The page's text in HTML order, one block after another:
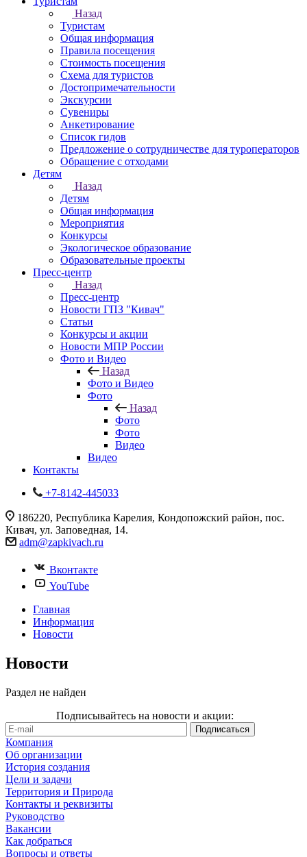
Назад
Туристам
Общая информация
Правила посещения
Стоимость посещения
Схема для туристов
Достопримечательности
Экскурсии
Сувениры
Анкетирование
Список гидов
Предложение о сотрудничестве для туроператоров
Обращение с отходами
Детям
Назад
Детям
Общая информация
Мероприятия
Конкурсы
Экологическое образование
Образовательные проекты
Пресс-центр
Назад
Пресс-центр
Новости ГПЗ "Кивач"
Статьи
Конкурсы и акции
Новости МПР России
Фото и Видео
Назад
Фото и Видео
Фото
Назад
Фото
Фото
Видео
Видео
Контакты
+7-8142-445033
186220, Республика Карелия, Кондопожский район, пос.
Кивач, ул. Заповедная, 14.
adm@zapkivach.ru
Вконтакте
YouTube
Главная
Информация
Новости
Новости
Раздел не найден
Подписывайтесь на новости и акции:
Компания
Об организации
История создания
Цели и задачи
Территория и Природа
Контакты и реквизиты
Руководство
Вакансии
Как добраться
Вопросы и ответы